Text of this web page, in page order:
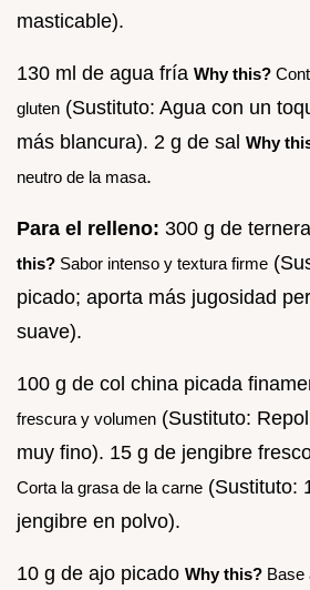
masticable).
130 ml de agua fría Why this?
gluten (Sustituto: Agua con un
más blancura). 2 g de sal Why
neutro de la masa.
Para el relleno: 300 g de
this? Sabor intenso y textura firme
picado; aporta más jugosidad
suave).
100 g de col china picada
frescura y volumen (Sustituto:
muy fino). 15 g de jengibre
Corta la grasa de la carne (Sustituto:
jengibre en polvo).
10 g de ajo picado Why this? Base